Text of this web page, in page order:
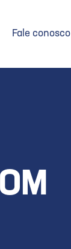
Fale conosco